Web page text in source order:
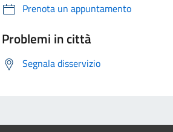
Prenota un appuntamento
Problemi in città
Segnala disservizio